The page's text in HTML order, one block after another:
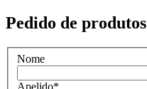
Pedido de produtos
Nome
Apelido*